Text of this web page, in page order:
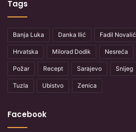
Tags
Banja Luka Danka Ilić Fadil Novalić
Hrvatska Milorad Dodik Nesreća
Požar Recept Sarajevo Snijeg
Tuzla Ubistvo Zenica
Facebook